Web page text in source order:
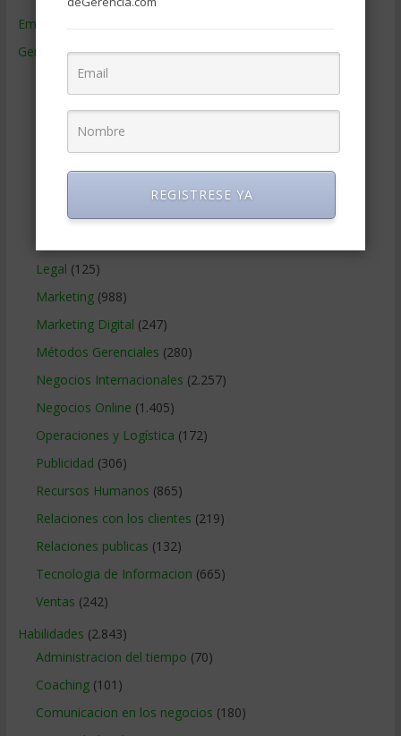
Empresas de Gerencia
Gerencia(9.477)
Ciencias Económicas
Educacion Gerencial
Estrategia Empresarial(304)
Gerencia social y ambiental
Legal (125)
Marketing(988)
Marketing Digital (247)
Métodos Gerenciales (280)
Negocios Internacionales (2.257)
Negocios Online (1.405)
Operaciones y Logística (172)
Publicidad (306)
Recursos Humanos (865)
Relaciones con los clientes (219)
Relaciones publicas (132)
Tecnologia de Informacion (665)
Ventas (242)
Habilidades (2.843)
Administracion del tiempo (70)
Coaching(101)
Comunicacion en los negocios (180)
REGISTRESE YA